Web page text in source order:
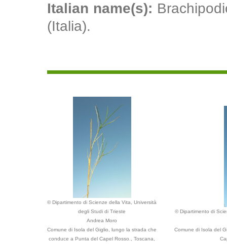
Italian name(s):
(Italia).
© Dipartimento di Scienze della Vita, Università
degli Studi di Trieste
Andrea Moro
Comune di Isola del Giglio, lungo la strada che
conduce a Punta del Capel Rosso., Toscana,
© Dipartimento di
Comune di Isola del